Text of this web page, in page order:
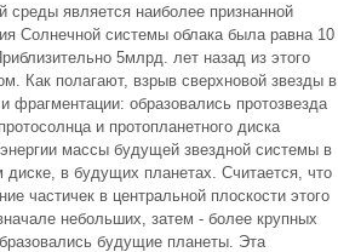
среды является наиболее признанной
Солнечной системы облака была равна 10
5млрд. лет назад из этого
Как полагают, взрыв сверхновой звезды в
образовались протозвезда
и протопланетного диска
массы будущей звездной системы в
в будущих планетах. Считается, что
частичек в центральной плоскости этого
небольших, затем - более крупных
будущие планеты. Эта